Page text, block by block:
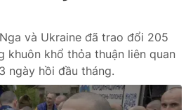
và Ukraine đã trao đổi 205
khuôn khổ thỏa thuận liên quan
ngày hồi đầu tháng.